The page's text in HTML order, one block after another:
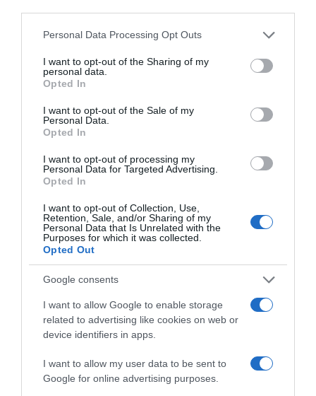
Please note that this website/app uses one or more Google
not limited to your visit or usage behaviour. You may click to
grant or deny consent to Google and its third-party tags to
use your data for below specified purposes in below Google
consent section.
Personal Data Processing Opt Outs
I want to opt-out of the Sharing of my
personal data.
Opted In
I want to opt-out of the Sale of my
Personal Data.
Opted In
I want to opt-out of processing my
Personal Data for Targeted Advertising.
Opted In
I want to opt-out of Collection, Use,
Retention, Sale, and/or Sharing of my
Personal Data that Is Unrelated with the
Purposes for which it was collected.
Opted Out
Google consents
I want to allow Google to enable storage
related to advertising like cookies on web or
device identifiers in apps.
I want to allow my user data to be sent to
Google for online advertising purposes.
ΔΙΑΒΑΣΤΕ ΚΑΙ ΤΑ ΠΑΡΑΚΑΤΩ
LIVE: Η Θεία Λειτουργία της Μεταμορφώσεως του
Ο καιρός των επομένων ημερών: Κανονικός
Αύγουστος με δυνατούς βοριάδες και σταδιακή
άνοδο της θερμοκρασίας
Ξύπνησαν, αλλά για τους λάθος λόγους…
Μεταμόρφωση του Σωτήρος: Τα έθιμα, ο
συμβολισμός και η αλλαγή του καιρού
Ο καιρός των επομένων ημερών: Κανονικός
Αύγουστος με δυνατούς βοριάδες και σταδιακή
άνοδο της θερμοκρασίας
Ψυχρολουσία στην Τούμπα: Ο ΠΑΟΚ πλήρωσε το
«μπλακ άουτ» των 17 δευτερολέπτων και τρέχει για
την ανατροπή στο Βέλγιο
ΤΟ ΒΙΒΛΙΟ ΣΤΟ “Π”